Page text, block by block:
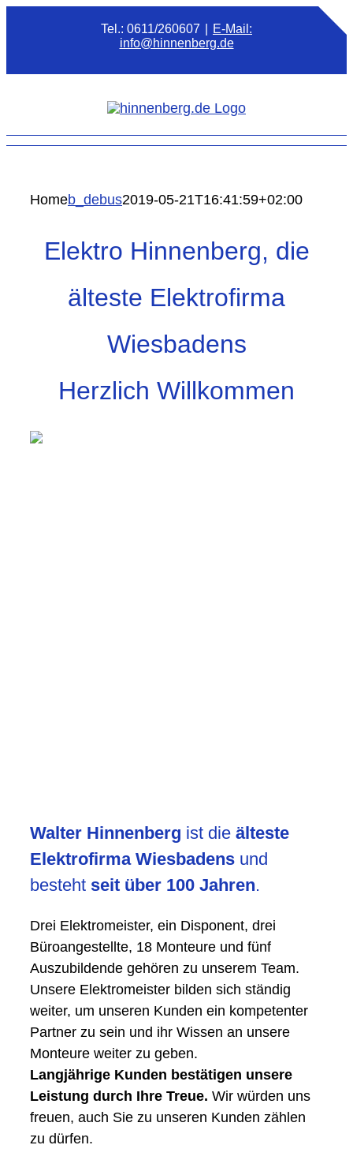
Tel.: 0611/260607
E-Mail:
info@hinnenberg.de
Homeb_debus2019-05-21T16:41:59+02:00
Elektro Hinnenberg, die
älteste Elektrofirma
Wiesbadens
Herzlich Willkommen
Walter Hinnenberg ist die älteste
Elektrofirma Wiesbadens und
besteht seit über 100 Jahren.
Drei Elektromeister, ein Disponent, drei
Büroangestellte, 18 Monteure und fünf
Auszubildende gehören zu unserem Team.
Unsere Elektromeister bilden sich ständig
weiter, um unseren Kunden ein kompetenter
Partner zu sein und ihr Wissen an unsere
Monteure weiter zu geben.
Langjährige Kunden bestätigen unsere
Leistung durch Ihre Treue. Wir würden uns
freuen, auch Sie zu unseren Kunden zählen
zu dürfen.